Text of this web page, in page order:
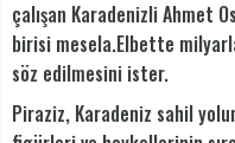
çalışan Karadenizli Ahmet
birisi mesela.Elbette
söz edilmesini ister.
Piraziz, Karadeniz sahil